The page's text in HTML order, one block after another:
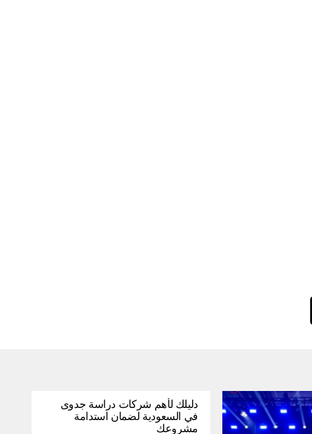
دليلك لأهم شركات دراسة جدوى
في السعودية لضمان استدامة
مشروعك